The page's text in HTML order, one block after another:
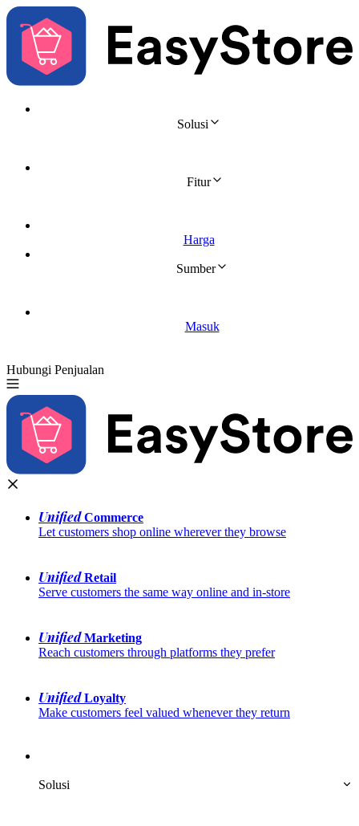
Solusi
Fitur
Harga
Sumber
Masuk
Hubungi Penjualan
Unified Commerce
Let customers shop online wherever they browse
Unified Retail
Serve customers the same way online and in-store
Unified Marketing
Reach customers through platforms they prefer
Unified Loyalty
Make customers feel valued whenever they return
Solusi